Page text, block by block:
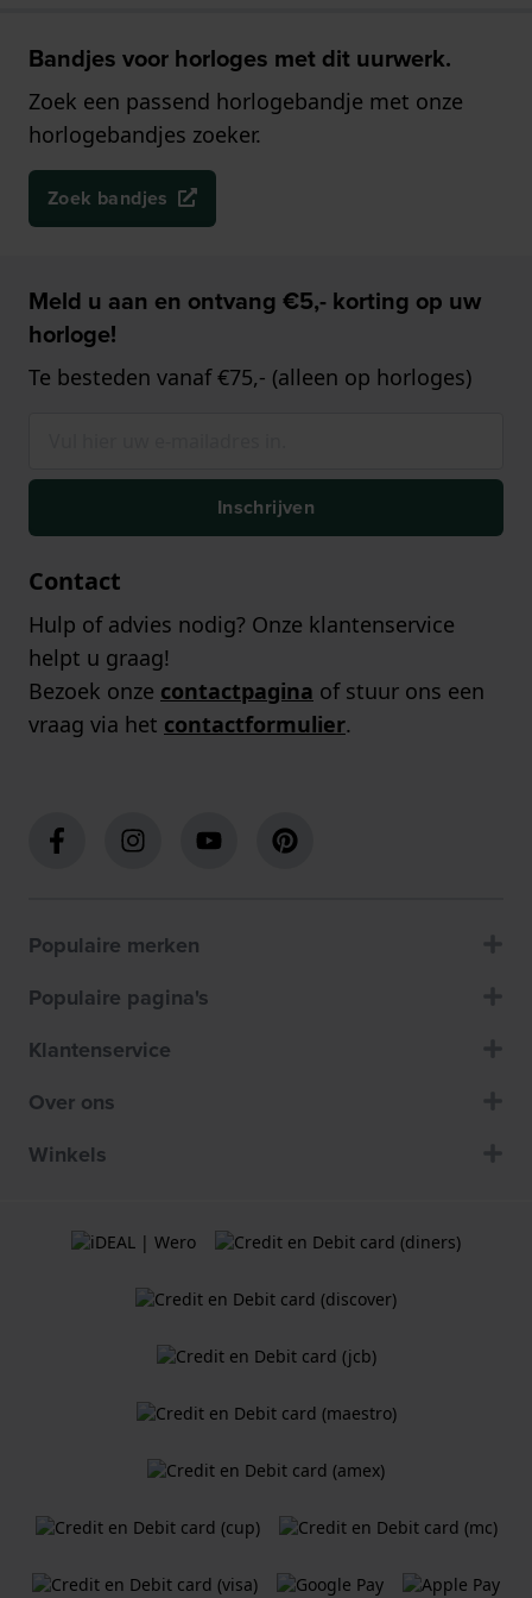
Bandjes voor horloges met dit uurwerk.
Zoek een passend horlogebandje met onze
horlogebandjes zoeker.
Zoek bandjes
Meld u aan en ontvang €5,- korting op uw
horloge!
Te besteden vanaf €75,- (alleen op horloges)
Inschrijven
Contact
Hulp of advies nodig? Onze klantenservice
helpt u graag!
Bezoek onze contactpagina of stuur ons een
vraag via het contactformulier.
Populaire merken
Populaire pagina's
Klantenservice
Over ons
Winkels